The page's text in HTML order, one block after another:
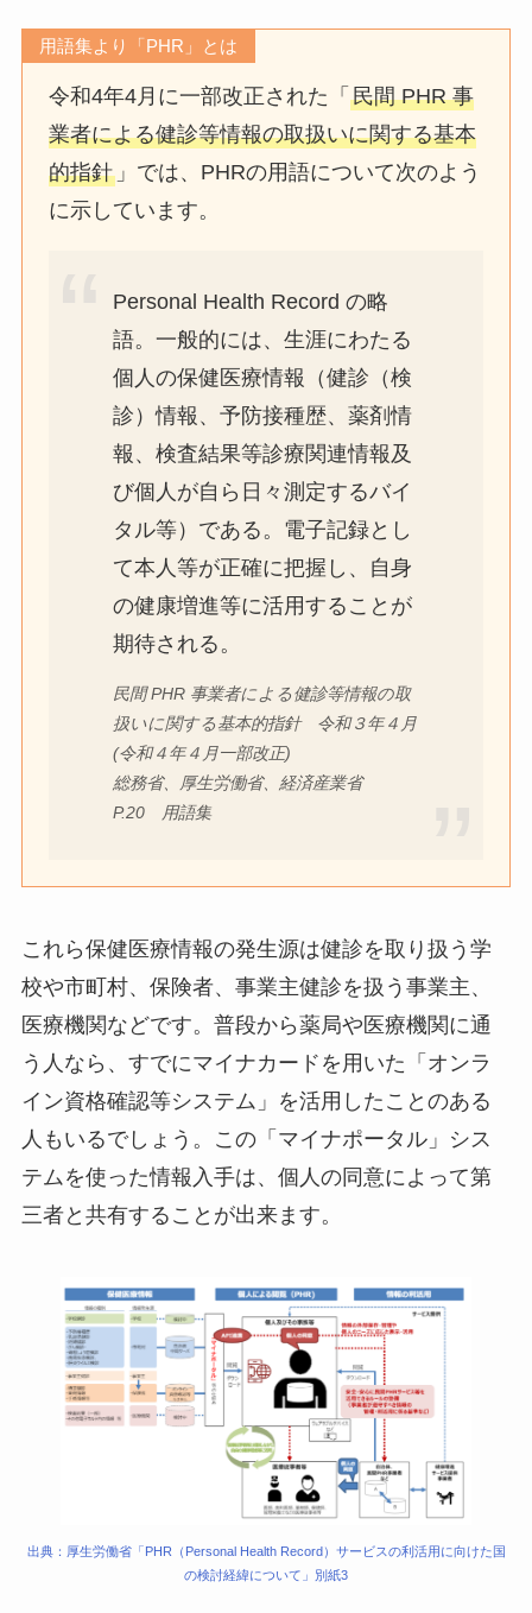
用語集より「PHR」とは
令和4年4月に一部改正された「民間 PHR 事
業者による健診等情報の取扱いに関する基本
的指針 」では、PHRの用語について次のよう
に示しています。
Personal Health Record の略
語。一般的には、生涯にわたる
個人の保健医療情報（健診（検
診）情報、予防接種歴、薬剤情
報、検査結果等診療関連情報及
び個人が自ら日々測定するバイ
タル等）である。電子記録とし
て本人等が正確に把握し、自身
の健康増進等に活用することが
期待される。
民間 PHR 事業者による健診等情報の取
扱いに関する基本的指針 令和３年４月
(令和４年４月一部改正)
総務省、厚生労働省、経済産業省
P.20 用語集
これら保健医療情報の発生源は健診を取り扱う学
校や市町村、保険者、事業主健診を扱う事業主、
医療機関などです。普段から薬局や医療機関に通
う人なら、すでにマイナカードを用いた「オンラ
イン資格確認等システム」を活用したことのある
人もいるでしょう。この「マイナポータル」シス
テムを使った情報入手は、個人の同意によって第
三者と共有することが出来ます。
出典：厚生労働省「PHR（Personal Health Record）サービスの利活用に向けた国
の検討経緯について」別紙3